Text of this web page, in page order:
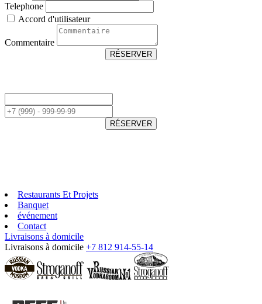
Telephone
Accord d'utilisateur
Commentaire
RÉSERVER
RÉSERVER
Restaurants Et Projets
Banquet
événement
Contact
Livraisons à domicile
Livraisons à domicile +7 812 914-55-14